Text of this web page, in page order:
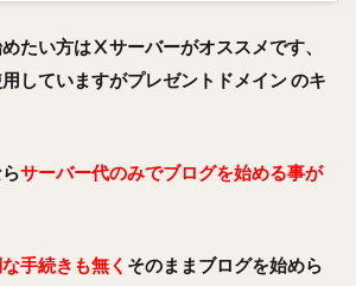
たい方はⅩサーバーがオススメです、
していますがプレゼントドメイン のキ
サーバー代のみでブログを始める事が
手続きも無く そのままブログを始めら